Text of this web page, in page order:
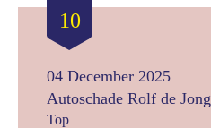
10
04 December 2025
Autoschade Rolf de Jong
Top